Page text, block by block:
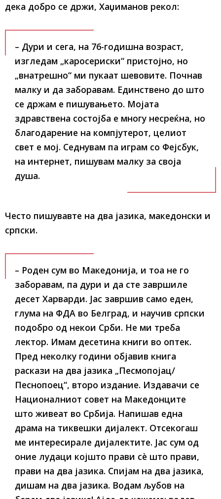
дека добро се држи, Хаџиманов рекол:
– Дури и сега, на 76-годишна возраст,
изгледам „каросериски“ пристојно, но
„внатрешно“ ми пукаат шевовите. Почнав
малку и да заборавам. Единствено до што
се држам е пишувањето. Мојата
здравствена состојба е многу несреќна, но
благодарение на компјутерот, целиот
свет е мој. Седнувам па играм со Фејсбук,
на интернет, пишувам малку за своја
душа.
Често пишувавте на два јазика, македонски и
српски.
– Роден сум во Македонија, и тоа не го
заборавам, па дури и да сте завршиле
десет Харварди. Јас завршив само еден,
глума на ФДА во Белград, и научив српски
подобро од некои Срби. Не ми треба
лектор. Имам десетина книги во оптек.
Пред неколку години објавив книга
раскази на два јазика „Песмопојац/
Песнопоец“, второ издание. Издавачи се
Националниот совет на Македонците
што живеат во Србија. Напишав една
драма на тиквешки дијалект. Отсекогаш
ме интересирале дијалектите. Јас сум од
оние лудаци којшто прави сѐ што прави,
прави на два јазика. Спијам на два јазика,
дишам на два јазика. Водам љубов на